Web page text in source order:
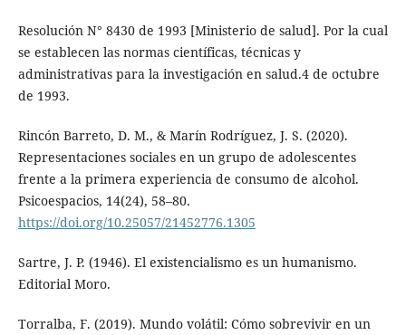
Resolución N° 8430 de 1993 [Ministerio de salud]. Por la cual
se establecen las normas científicas, técnicas y
administrativas para la investigación en salud.4 de octubre
de 1993.
Rincón Barreto, D. M., & Marín Rodríguez, J. S. (2020).
Representaciones sociales en un grupo de adolescentes
frente a la primera experiencia de consumo de alcohol.
Psicoespacios, 14(24), 58–80.
https://doi.org/10.25057/21452776.1305
Sartre, J. P. (1946). El existencialismo es un humanismo.
Editorial Moro.
Torralba, F. (2019). Mundo volátil: Cómo sobrevivir en un